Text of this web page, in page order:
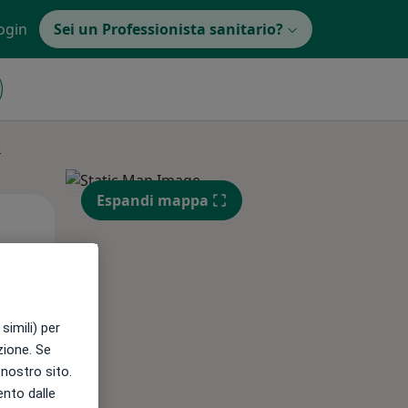
Sei un Professionista sanitario?
Gio, Ven,
Espandi mappa
per
Se
sito.
dalle